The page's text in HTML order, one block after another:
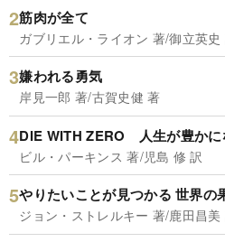
筋肉が全て
ガブリエル・ライオン 著/御立英史
嫌われる勇気
岸見一郎 著/古賀史健 著
DIE WITH ZERO 人生が豊かに
ビル・パーキンス 著/児島 修 訳
やりたいことが見つかる 世界の
ジョン・ストレルキー 著/鹿田昌美